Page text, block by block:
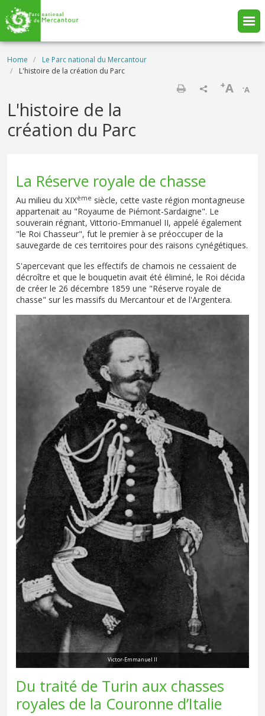
Skip to main content
Breadcrumb
Home
Le Parc national du Mercantour
L'histoire de la création du Parc
-A
+A
L'histoire de la
création du Parc
La Réserve royale de chasse
Au milieu du XIXème siècle, cette vaste région montagneuse
appartenait au "Royaume de Piémont-Sardaigne". Le
souverain régnant, Vittorio-Emmanuel II, appelé également
"le Roi Chasseur", fut le premier à se préoccuper de la
sauvegarde de ces territoires pour des raisons cynégétiques.
S'apercevant que les effectifs de chamois ne cessaient de
décroître et que le bouquetin avait été éliminé, le Roi décida
de créer le 26 décembre 1859 une "Réserve royale de
chasse" sur les massifs du Mercantour et de l'Argentera.
Victor-Emmanuel II
Du traité de Turin aux chasses
royales de la Couronne d’Italie